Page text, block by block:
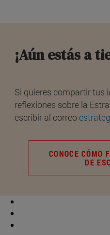
¡Aún estás a
Si quieres compartir tus
reflexiones sobre la
escribir al correo
CONOCE CÓMO
DE